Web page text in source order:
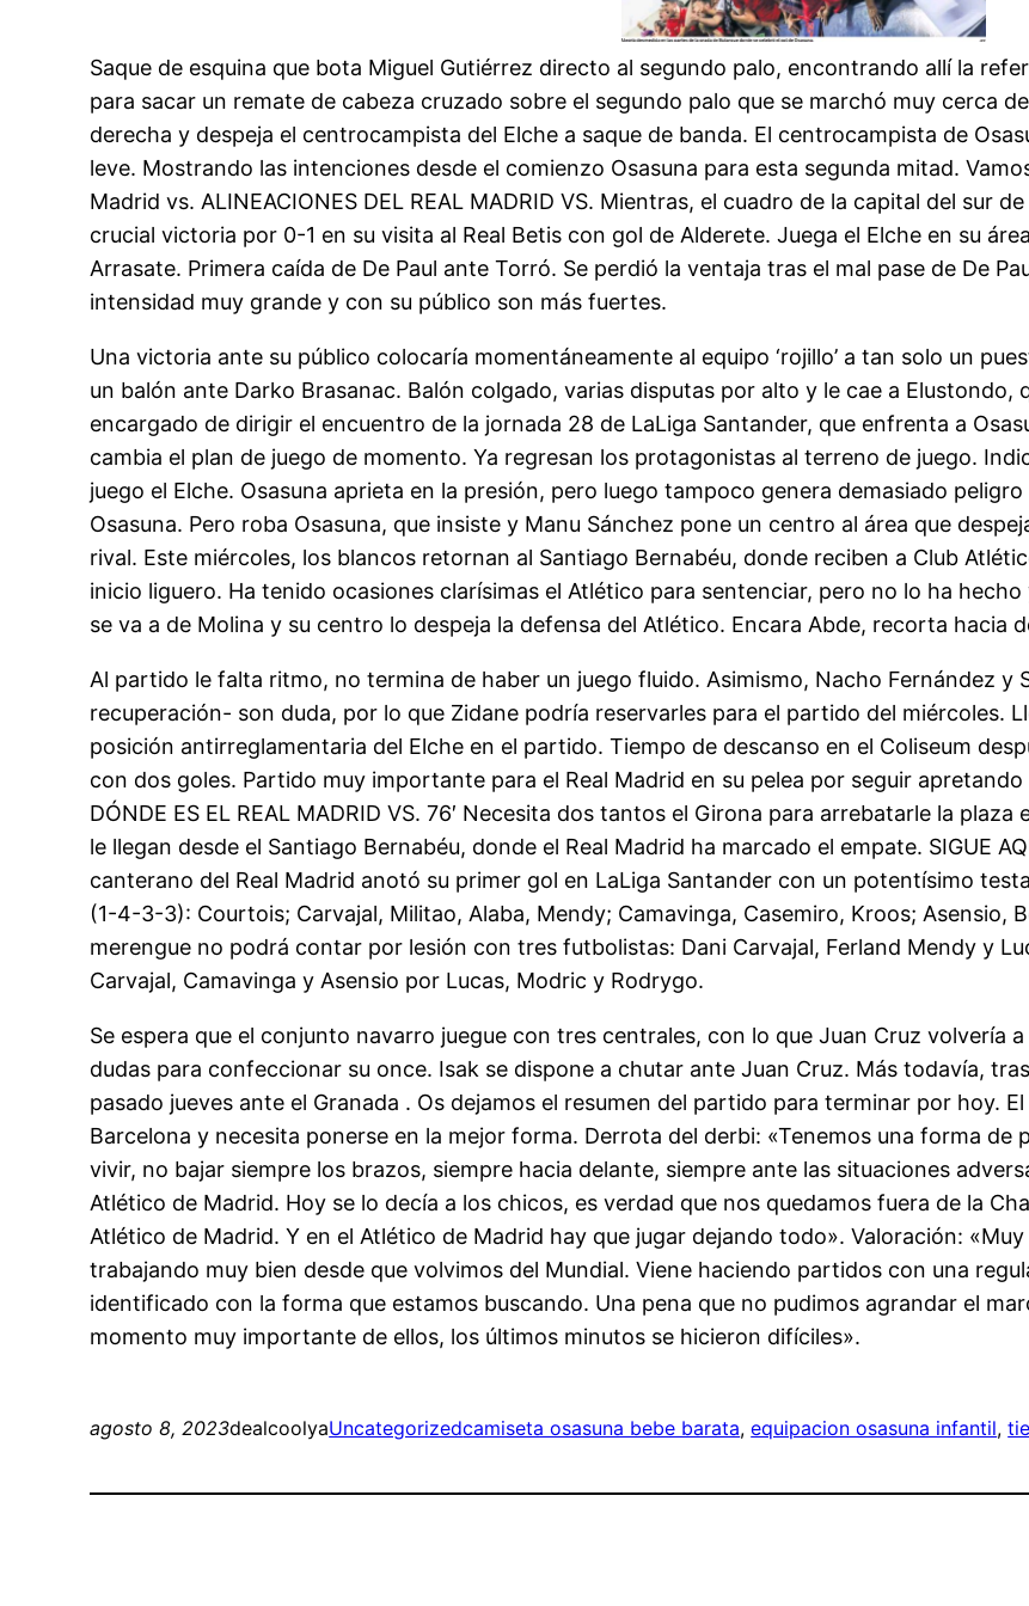
Saque de esquina que bota Miguel Gutiérrez directo al segundo palo, encontrando allí la
para sacar un remate de cabeza cruzado sobre el segundo palo que se marchó muy cerca
derecha y despeja el centrocampista del Elche a saque de banda. El centrocampista de
leve. Mostrando las intenciones desde el comienzo Osasuna para esta segunda mitad.
Madrid vs. ALINEACIONES DEL REAL MADRID VS. Mientras, el cuadro de la capital del sur
crucial victoria por 0-1 en su visita al Real Betis con gol de Alderete. Juega el Elche en su
Arrasate. Primera caída de De Paul ante Torró. Se perdió la ventaja tras el mal pase de De
intensidad muy grande y con su público son más fuertes.
Una victoria ante su público colocaría momentáneamente al equipo ‘rojillo’ a tan solo un
un balón ante Darko Brasanac. Balón colgado, varias disputas por alto y le cae a Elustondo,
encargado de dirigir el encuentro de la jornada 28 de LaLiga Santander, que enfrenta a
cambia el plan de juego de momento. Ya regresan los protagonistas al terreno de juego.
juego el Elche. Osasuna aprieta en la presión, pero luego tampoco genera demasiado
Osasuna. Pero roba Osasuna, que insiste y Manu Sánchez pone un centro al área que
rival. Este miércoles, los blancos retornan al Santiago Bernabéu, donde reciben a Club
inicio liguero. Ha tenido ocasiones clarísimas el Atlético para sentenciar, pero no lo ha
se va a de Molina y su centro lo despeja la defensa del Atlético. Encara Abde, recorta hacia
Al partido le falta ritmo, no termina de haber un juego fluido. Asimismo, Nacho Fernández y
recuperación- son duda, por lo que Zidane podría reservarles para el partido del miércoles.
posición antirreglamentaria del Elche en el partido. Tiempo de descanso en el Coliseum
con dos goles. Partido muy importante para el Real Madrid en su pelea por seguir
DÓNDE ES EL REAL MADRID VS. 76′ Necesita dos tantos el Girona para arrebatarle la
le llegan desde el Santiago Bernabéu, donde el Real Madrid ha marcado el empate. SIGUE
canterano del Real Madrid anotó su primer gol en LaLiga Santander con un potentísimo
(1-4-3-3): Courtois; Carvajal, Militao, Alaba, Mendy; Camavinga, Casemiro, Kroos; Asensio,
merengue no podrá contar por lesión con tres futbolistas: Dani Carvajal, Ferland Mendy y
Carvajal, Camavinga y Asensio por Lucas, Modric y Rodrygo.
Se espera que el conjunto navarro juegue con tres centrales, con lo que Juan Cruz volvería
dudas para confeccionar su once. Isak se dispone a chutar ante Juan Cruz. Más todavía,
pasado jueves ante el Granada . Os dejamos el resumen del partido para terminar por hoy.
Barcelona y necesita ponerse en la mejor forma. Derrota del derbi: «Tenemos una forma de
vivir, no bajar siempre los brazos, siempre hacia delante, siempre ante las situaciones
Atlético de Madrid. Hoy se lo decía a los chicos, es verdad que nos quedamos fuera de la
Atlético de Madrid. Y en el Atlético de Madrid hay que jugar dejando todo». Valoración:
trabajando muy bien desde que volvimos del Mundial. Viene haciendo partidos con una
identificado con la forma que estamos buscando. Una pena que no pudimos agrandar el
momento muy importante de ellos, los últimos minutos se hicieron difíciles».
agosto 8, 2023dealcoolyaUncategorizedcamiseta osasuna bebe barata, equipacion osasuna infantil,